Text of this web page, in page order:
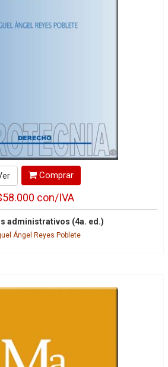
Comprar
con/IVA
administrativos (4a. ed.)
Ángel Reyes Poblete